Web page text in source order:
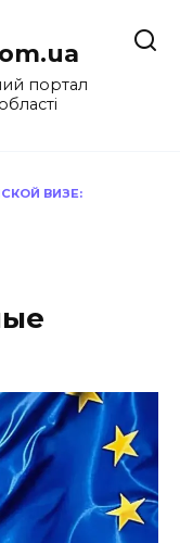
портал
ВИЗЕ: